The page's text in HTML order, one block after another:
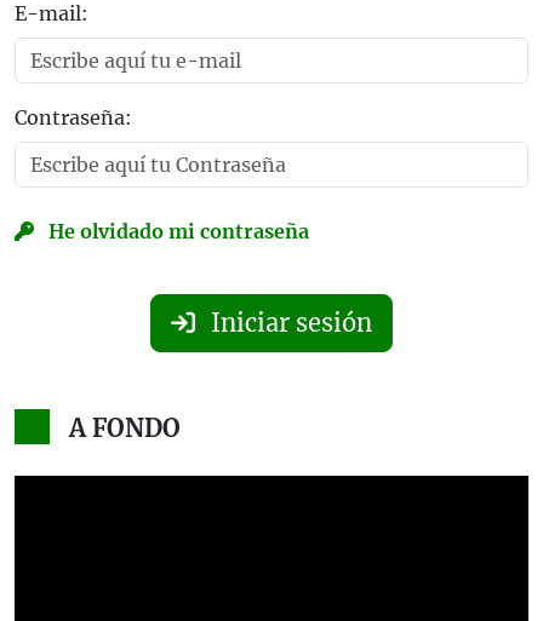
E-mail:
Contraseña:
He olvidado mi contraseña
Iniciar sesión
A FONDO